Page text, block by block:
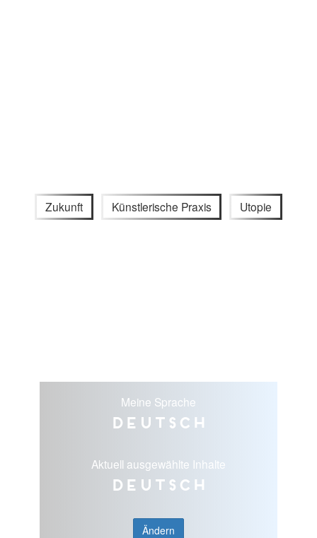
Zukunft Künstlerische Praxis Utopie
Meine Sprache
Deutsch
Aktuell ausgewählte Inhalte
Deutsch
Ändern